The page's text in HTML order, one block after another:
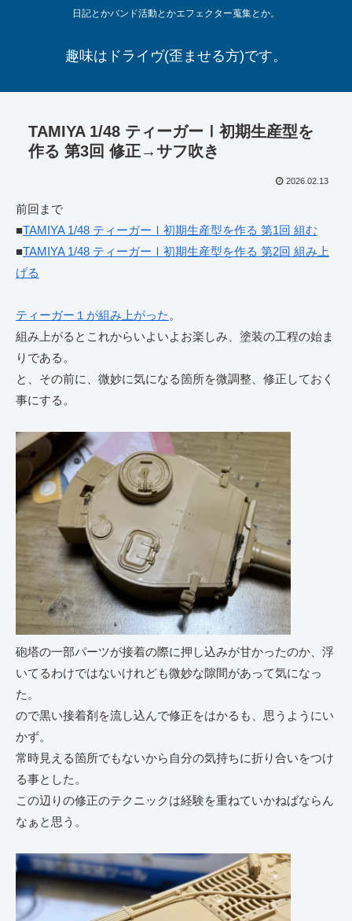
日記とかバンド活動とかエフェクター蒐集とか。
趣味はドライヴ(歪ませる方)です。
TAMIYA 1/48 ティーガーⅠ初期生産型を
作る 第3回 修正→サフ吹き
2026.02.13
前回まで
■TAMIYA 1/48 ティーガーⅠ初期生産型を作る 第1回 組む
■TAMIYA 1/48 ティーガーⅠ初期生産型を作る 第2回 組み上
げる
ティーガー１が組み上がった 。
組み上がるとこれからいよいよお楽しみ、塗装の工程の始ま
りである。
と、その前に、微妙に気になる箇所を微調整、修正しておく
事にする。
砲塔の一部パーツが接着の際に押し込みが甘かったのか、浮
いてるわけではないけれども微妙な隙間があって気になっ
た。
ので黒い接着剤を流し込んで修正をはかるも、思うようにい
かず。
常時見える箇所でもないから自分の気持ちに折り合いをつけ
る事とした。
この辺りの修正のテクニックは経験を重ねていかねばならん
なぁと思う。